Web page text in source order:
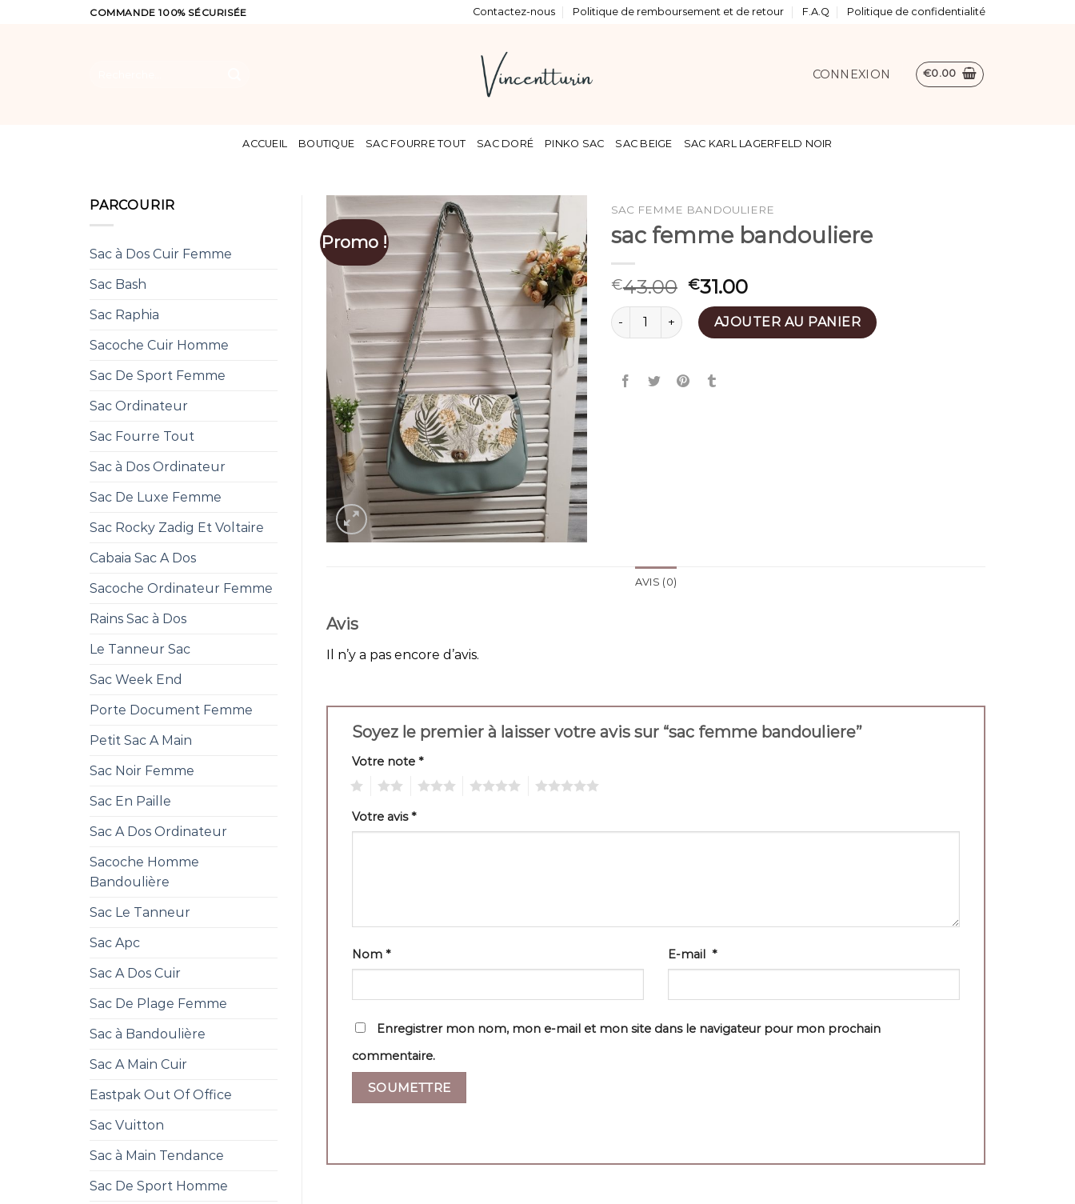
COMMANDE 100% SÉCURISÉE Contactez-nous Politique de remboursement et de retour F.A.Q Politique de confidentialité
CONNEXION €0.00
ACCUEIL BOUTIQUE SAC FOURRE TOUT SAC DORÉ PINKO SAC SAC BEIGE SAC KARL LAGERFELD NOIR
PARCOURIR
Sac à Dos Cuir Femme
Sac Bash
Sac Raphia
Sacoche Cuir Homme
Sac De Sport Femme
Sac Ordinateur
Sac Fourre Tout
Sac à Dos Ordinateur
Sac De Luxe Femme
Sac Rocky Zadig Et Voltaire
Cabaia Sac A Dos
Sacoche Ordinateur Femme
Rains Sac à Dos
Le Tanneur Sac
Sac Week End
Porte Document Femme
Petit Sac A Main
Sac Noir Femme
Sac En Paille
Sac A Dos Ordinateur
Sacoche Homme
Bandoulière
Sac Le Tanneur
Sac Apc
Sac A Dos Cuir
Sac De Plage Femme
Sac à Bandoulière
Sac A Main Cuir
Eastpak Out Of Office
Sac Vuitton
Sac à Main Tendance
Sac De Sport Homme
Promo !
SAC FEMME BANDOULIERE
sac femme bandouliere
€43.00 €31.00
quantité de sac femme bandouliere
AJOUTER AU PANIER
AVIS (0)
Avis
Il n’y a pas encore d’avis.
Soyez le premier à laisser votre avis sur “sac femme bandouliere”
Votre note *
Votre avis*
Nom * E-mail *
Enregistrer mon nom, mon e-mail et mon site dans le navigateur pour mon prochain
commentaire.